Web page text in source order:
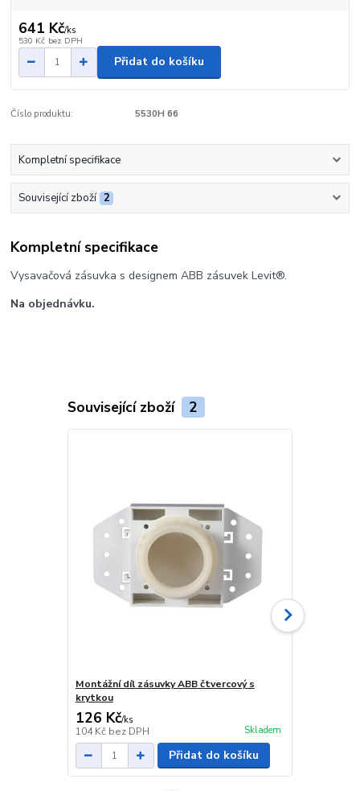
641 Kč/ks
530 Kč bez DPH
Přidat do košíku
Číslo produktu: 5530H 66
Kompletní specifikace
Související zboží 2
Kompletní specifikace
Vysavačová zásuvka s designem ABB zásuvek Levit®.
Na objednávku.
Související zboží 2
Montážní díl zásuvky ABB čtvercový s
krytkou
126 Kč/ks
104 Kč bez DPH Skladem
Přidat do košíku